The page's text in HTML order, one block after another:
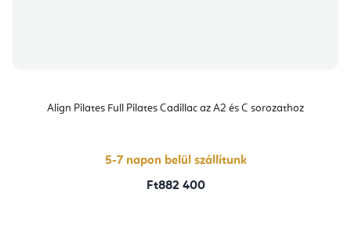
Align Pilates Full Pilates Cadillac az A2 és C sorozathoz
5-7 napon belül szállítunk
Ft882 400